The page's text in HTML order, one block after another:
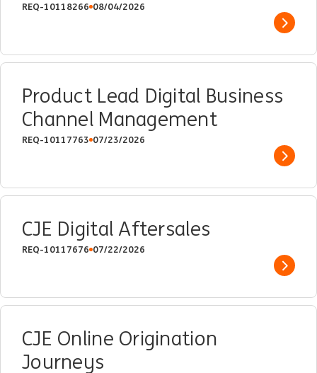
REQ-10118266 08/04/2026
Show
Product Lead Digital Business
Channel Management
REQ-10117763 07/23/2026
Show
CJE Digital Aftersales
REQ-10117676 07/22/2026
Show
CJE Online Origination
Journeys